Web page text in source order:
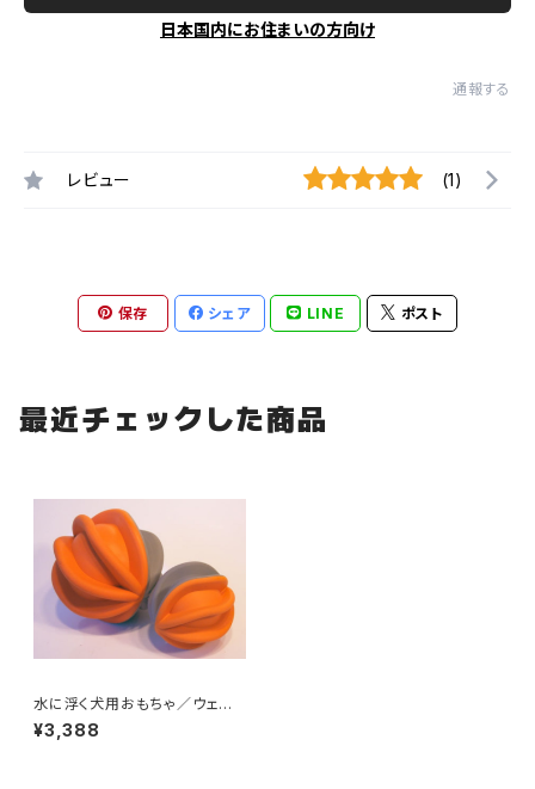
日本国内にお住まいの方向け
通報する
レビュー (1)
保存 シェア LINE ポスト
最近チェックした商品
水に浮く犬用おもちゃ／ウェー
ビングボール
¥3,388